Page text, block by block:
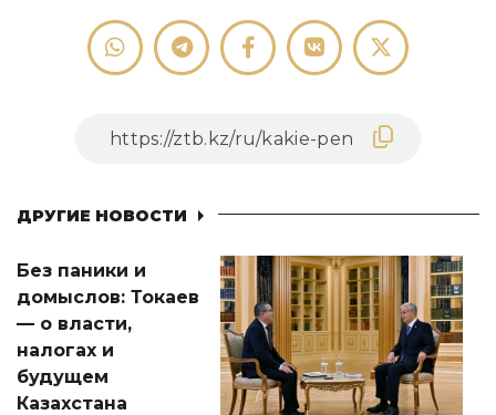
ДРУГИЕ НОВОСТИ
Без паники и
домыслов: Токаев
— о власти,
налогах и
будущем
Казахстана